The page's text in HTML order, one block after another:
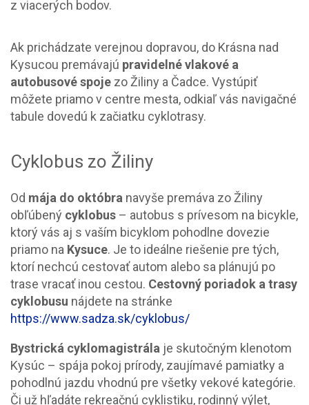
z viacerých bodov.
Ak prichádzate verejnou dopravou, do Krásna nad
Kysucou premávajú pravidelné vlakové a
autobusové spoje zo Žiliny a Čadce. Vystúpiť
môžete priamo v centre mesta, odkiaľ vás navigačné
tabule dovedú k začiatku cyklotrasy.
Cyklobus zo Žiliny
Od mája do októbra navyše premáva zo Žiliny
obľúbený cyklobus – autobus s prívesom na bicykle,
ktorý vás aj s vaším bicyklom pohodlne dovezie
priamo na Kysuce. Je to ideálne riešenie pre tých,
ktorí nechcú cestovať autom alebo sa plánujú po
trase vracať inou cestou. Cestovný poriadok a trasy
cyklobusu nájdete na stránke
https://www.sadza.sk/cyklobus/
Bystrická cyklomagistrála je skutočným klenotom
Kysúc – spája pokoj prírody, zaujímavé pamiatky a
pohodlnú jazdu vhodnú pre všetky vekové kategórie.
Či už hľadáte rekreačnú cyklistiku, rodinný výlet,